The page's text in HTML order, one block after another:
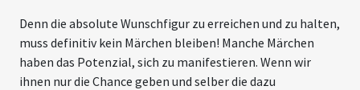
Denn die absolute Wunschfigur zu erreichen und zu halten,
muss definitiv kein Märchen bleiben! Manche Märchen
haben das Potenzial, sich zu manifestieren. Wenn wir
ihnen nur die Chance geben und selber die dazu